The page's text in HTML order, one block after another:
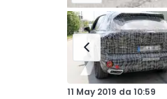
11 May 2019 da 10:59